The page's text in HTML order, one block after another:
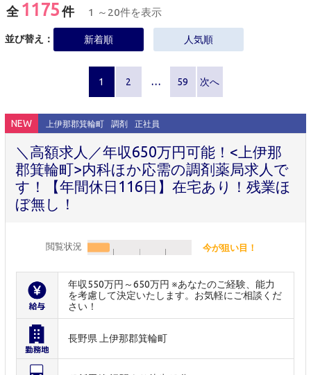
全 1175 件 1 ～20件を表示
並び替え： 新着順 人気順
1 2 … 59 次へ
NEW 上伊那郡箕輪町 調剤 正社員
＼高額求人／年収650万円可能！<上伊那
郡箕輪町>内科ほか応需の調剤薬局求人で
す！【年間休日116日】在宅あり！残業ほ
ぼ無し！
閲覧状況 今が狙い目！
年収550万円～650万円 ※あなたのご経験、能力
を考慮して決定いたします。お気軽にご相談くだ
さい！
長野県 上伊那郡箕輪町